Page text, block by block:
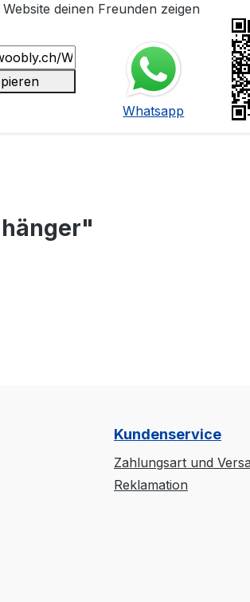
deinen Freunden zeigen
Whatsapp
Kundenservice
Zahlungsart und
Reklamation